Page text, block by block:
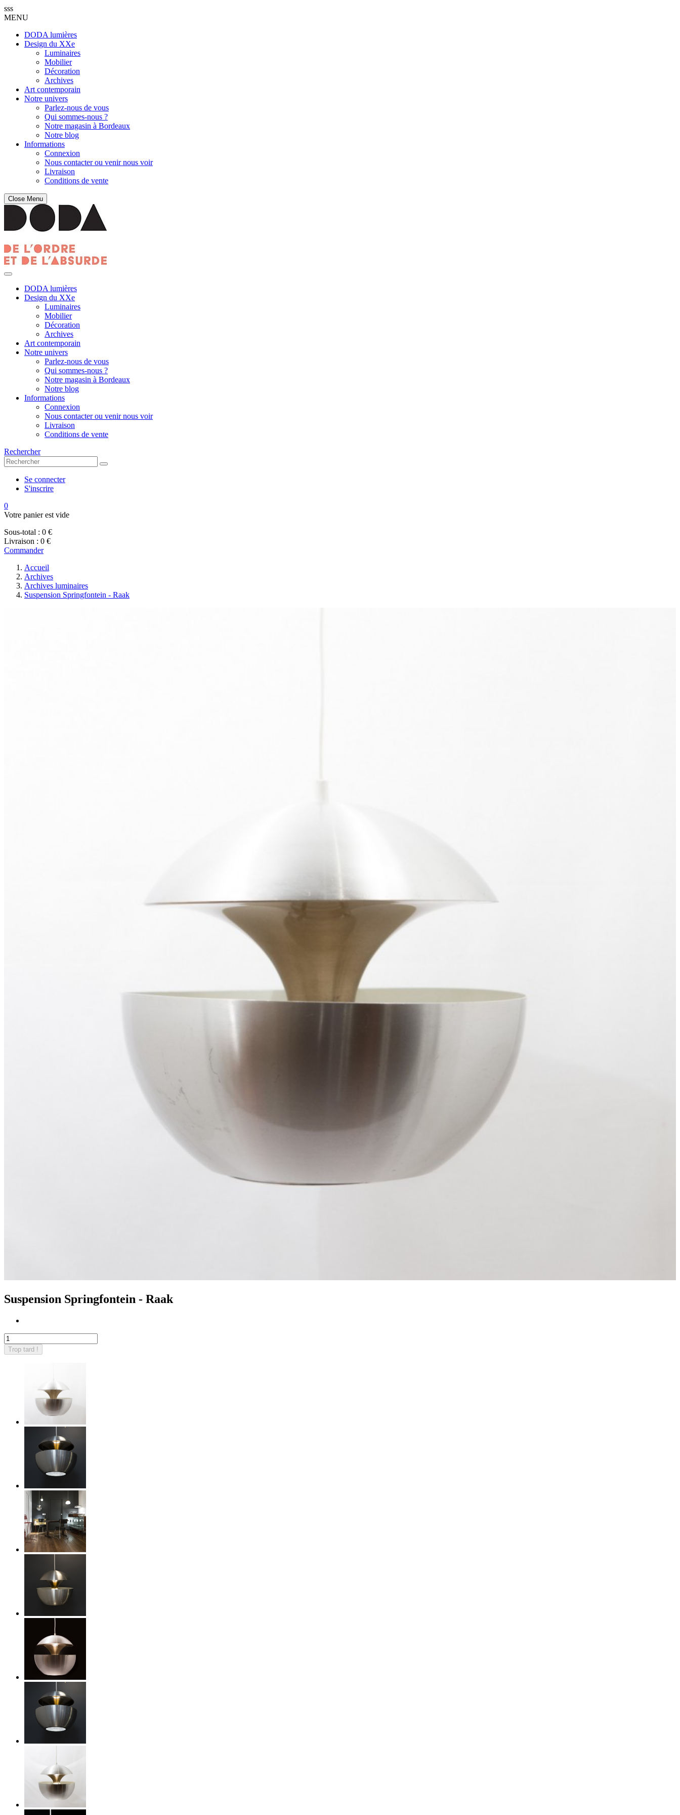
sss
MENU
DODA lumières
Design du XXe
Luminaires
Mobilier
Décoration
Archives
Art contemporain
Notre univers
Parlez-nous de vous
Qui sommes-nous ?
Notre magasin à Bordeaux
Notre blog
Informations
Connexion
Nous contacter ou venir nous voir
Livraison
Conditions de vente
Close Menu
DODA lumières
Design du XXe
Luminaires
Mobilier
Décoration
Archives
Art contemporain
Notre univers
Parlez-nous de vous
Qui sommes-nous ?
Notre magasin à Bordeaux
Notre blog
Informations
Connexion
Nous contacter ou venir nous voir
Livraison
Conditions de vente
Rechercher
Se connecter
S'inscrire
0
Votre panier est vide
Sous-total : 0 €
Livraison : 0 €
Commander
Accueil
Archives
Archives luminaires
Suspension Springfontein - Raak
Suspension Springfontein - Raak
Trop tard !